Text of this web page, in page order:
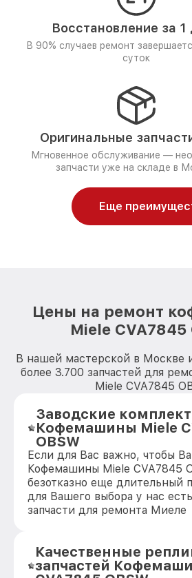
Восстановление за 1
В 90% случаев ремонт
суток
Оригинальные
Мгновенное обслуживание —
запчасти уже на складе в
Еще
Цены на ремонт
Miele CVA7845
В нашей мастерской в Москве
более 3.700 запчастей для
Miele CVA7845
Заводские
Кофемашины Miele
OBSW
Если для Вас важно, чтобы
Кофемашины Miele CVA7845
безотказно еще длительный
для Вашего выбора у нас
запчасти для ремонта Миеле
Качественные
запчастей